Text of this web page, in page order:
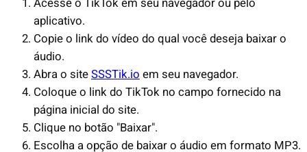
aplicativo.
Copie o link do vídeo do qual você deseja baixar o
áudio.
Abra o siteSSSTik.io em seu navegador.
Coloque o link do TikTok no campo fornecido na
página inicial do site.
Clique no botão "Baixar".
Escolha a opção de baixar o áudio em formato MP3.